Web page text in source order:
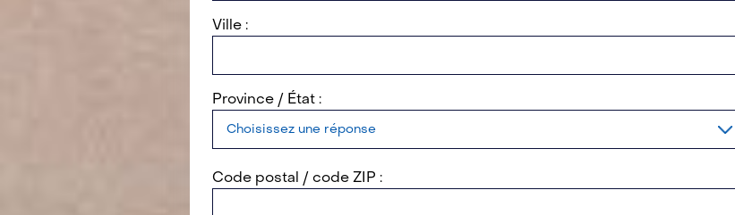
Ville :
Province / État :
Code postal / code ZIP :